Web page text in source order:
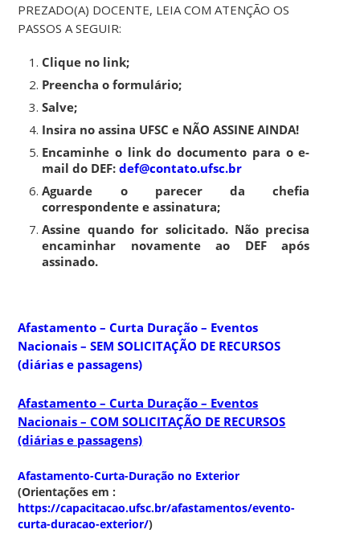
PREZADO(A) DOCENTE, LEIA COM ATENÇÃO OS
PASSOS A SEGUIR:
Clique no link;
Preencha o formulário;
Salve;
Insira no assina UFSC e NÃO ASSINE AINDA!
Encaminhe o link do documento para o e-
mail do DEF:def@contato.ufsc.br
Aguarde o parecer da chefia
correspondente e assinatura;
Assine quando for solicitado. Não precisa
encaminhar novamente ao DEF após
assinado.
Afastamento – Curta Duração – Eventos
Nacionais – SEM SOLICITAÇÃO DE RECURSOS
(diárias e passagens)
Afastamento – Curta Duração – Eventos
Nacionais – COM SOLICITAÇÃO DE RECURSOS
(diárias e passagens)
Afastamento-Curta-Duração no Exterior
(Orientações em :
https://capacitacao.ufsc.br/afastamentos/evento-
curta-duracao-exterior/)